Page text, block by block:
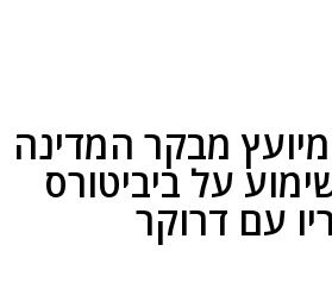
מבקר המדינה
על ביביטורס
עם דרוקר